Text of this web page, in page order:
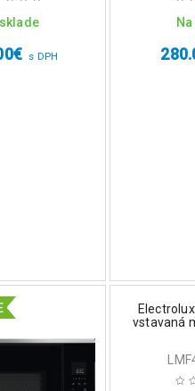
€ s DPH
vstavaná